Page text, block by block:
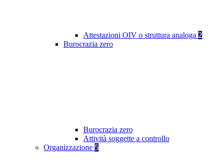
Attestazioni OIV o struttura analoga 2
Burocrazia zero
Burocrazia zero
Attività soggette a controllo
Organizzazione 5